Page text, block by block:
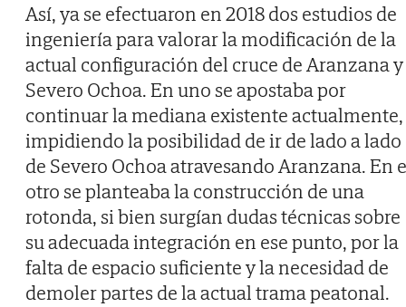
Así, ya se efectuaron en 2018 dos estudios de
ingeniería para valorar la modificación de la
actual configuración del cruce de Aranzana y
Severo Ochoa. En uno se apostaba por
continuar la mediana existente actualmente,
impidiendo la posibilidad de ir de lado a lado
de Severo Ochoa atravesando Aranzana. En
otro se planteaba la construcción de una
rotonda, si bien surgían dudas técnicas sobre
su adecuada integración en ese punto, por la
falta de espacio suficiente y la necesidad de
demoler partes de la actual trama peatonal.